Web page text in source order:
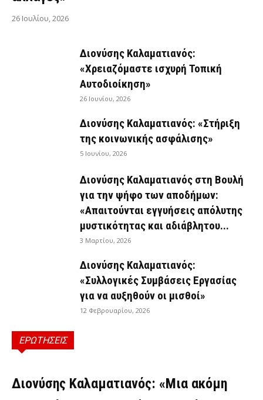
26 Ιουλίου, 2026
Διονύσης Καλαματιανός:
«Χρειαζόμαστε ισχυρή Τοπική
Αυτοδιοίκηση»
26 Ιουνίου, 2026
Διονύσης Καλαματιανός: «Στήριξη
της κοινωνικής ασφάλισης»
5 Ιουνίου, 2026
Διονύσης Καλαματιανός στη Βουλή
για την ψήφο των αποδήμων:
«Απαιτούνται εγγυήσεις απόλυτης
μυστικότητας και αδιάβλητου...
3 Μαρτίου, 2026
Διονύσης Καλαματιανός:
«Συλλογικές Συμβάσεις Εργασίας
για να αυξηθούν οι μισθοί»
12 Φεβρουαρίου, 2026
ΕΡΩΤΗΣΕΙΣ
ΕΡΩΤΉΣΕΙΣ
Διονύσης Καλαματιανός: «Μια ακόμη